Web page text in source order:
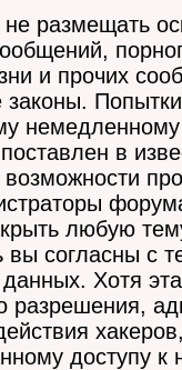
размещать
и прочих
законы.
в
любую
вы согласны с
данных. Хотя
разрешения,
доступу к